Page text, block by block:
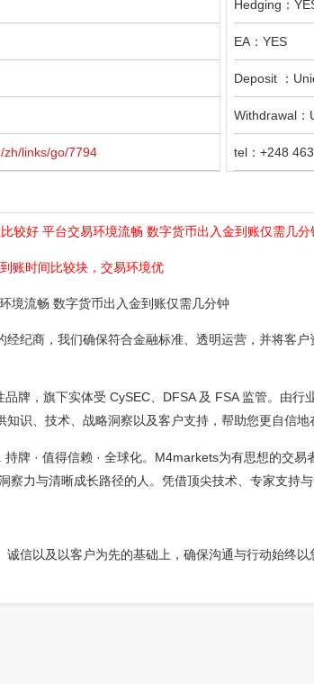
zh/links/go/7794
Hedging：
EA：YES
Deposit ：
Withdrawal：
tel：+248
较好 平台交易环境流畅 数字货币出入金到账仅需几分
账时间比较块，交易环境优
境流畅 数字货币出入金到账仅需几分钟
纪商，我们确保符合金融标准、透明运营，并将客
牌，旗下实体受 CySEC、DFSA 及 FSA 监管。由
识、技术、战略洞察以及客户支持，帮助您更自信地
牌 · 值得信赖 · 全球化。M4markets为有思想的交
力与清晰成长路径的人。凭借顶尖技术、专家支持与
信以及以客户为先的基础上，确保沟通与行动始终